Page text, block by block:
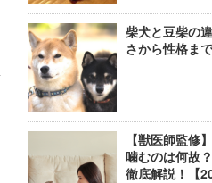
柴犬と豆柴の
さから性格ま
【獣医師監修
噛むのは何故
徹底解説！【